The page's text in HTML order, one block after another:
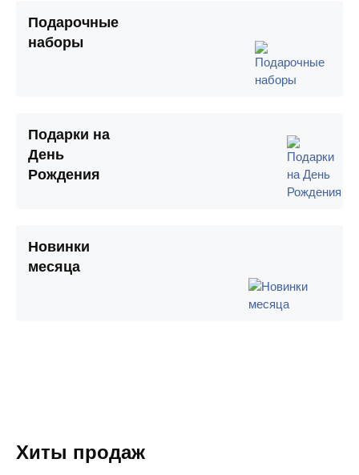
Подарочные
наборы
Подарки на
День
Рождения
Новинки
месяца
Хиты продаж